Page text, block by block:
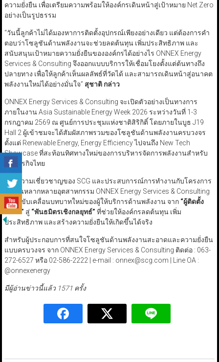
ความยั่งยืน เพื่อเตรียมความพร้อมให้องค์กรเดินหน้าสู่เป้าหมาย Net Zero
อย่างเป็นรูปธรรม
“วันนี้ลูกค้าไม่ได้มองหาการติดตั้งอุปกรณ์เพียงอย่างเดียว แต่ต้องการคำ
ตอบว่าโซลูชันด้านพลังงานจะช่วยลดต้นทุน เพิ่มประสิทธิภาพ และ
สนับสนุนเป้าหมายความยั่งยืนขององค์กรได้อย่างไร ONNEX Energy
Services & Consulting จึงออกแบบบริการให้เชื่อมโยงตั้งแต่ต้นทางถึง
ปลายทาง เพื่อให้ลูกค้าเห็นผลลัพธ์ที่วัดได้ และสามารถเดินหน้าสู่อนาคต
พลังงานใหม่ได้อย่างมั่นใจ” สุชาติ กล่าว
ONNEX Energy Services & Consulting จะเปิดตัวอย่างเป็นทางการ
ภายในงาน Asia Sustainable Energy Week 2026 ระหว่างวันที่ 1-3
กรกฎาคม 2569 ณ ศูนย์การประชุมแห่งชาติสิริกิติ์ โดยภายในบูธ J19
Hall 2 ผู้เข้าชมจะได้สัมผัสภาพรวมของโซลูชันด้านพลังงานครบวงจร
ตั้งแต่ Renewable Energy, Energy Efficiency ไปจนถึง New Tech
Showcase ที่สะท้อนทิศทางใหม่ของการบริหารจัดการพลังงานสำหรับ
ภาคธุรกิจไทย
ด้วยความเชี่ยวชาญของ SCG และประสบการณ์การทำงานกับโครงการ
จริงในหลากหลายอุตสาหกรรม ONNEX Energy Services & Consulting
พร้อมขับเคลื่อนบทบาทใหม่ของผู้ให้บริการด้านพลังงาน จาก “ผู้ติดตั้ง
” สู่ “พันธมิตรเชิงกลยุทธ์” ที่ช่วยให้องค์กรลดต้นทุน เพิ่ม
ประสิทธิภาพ และสร้างความยั่งยืนให้เกิดขึ้นได้จริง
สำหรับผู้ประกอบการที่สนใจโซลูชันด้านพลังงานสะอาดและความยั่งยืน
แบบครบวงจร จาก ONNEX Energy Services & Consulting ติดต่อ : 063-
272-6527 หรือ 02-586-2222 | e-mail : onnex@scg.com | Line OA :
@onnexenergy
มีผู้อ่านข่าวนี้แล้ว 1571 ครั้ง